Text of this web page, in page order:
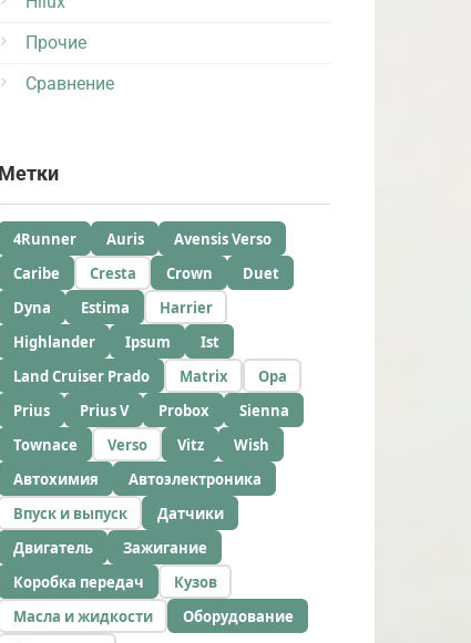
Прочие
Сравнение
Метки
4Runner Auris
Avensis Verso
Caribe
Cresta Crown
Duet
Dyna
Estima
Harrier
Highlander
Ipsum
Ist
Land Cruiser Prado
Matrix
Opa
Prius
Prius V Probox
Sienna
Townace
Verso Vitz
Wish
Автохимия
Автоэлектроника
Впуск и выпуск
Датчики
Двигатель
Зажигание
Коробка передач
Кузов
Масла и жидкости
Оборудование